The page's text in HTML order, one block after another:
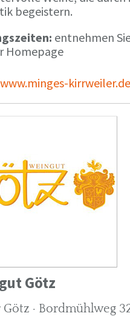
begeistern.
entnehmen
Homepage
kirrweiler.de
Götz
· Bordmühlweg